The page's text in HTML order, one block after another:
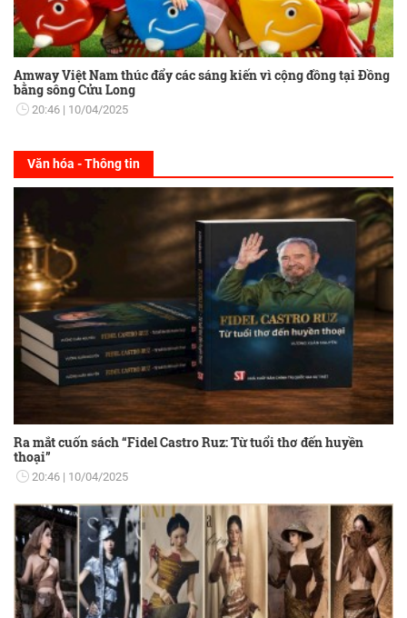
Amway Việt Nam thúc đẩy các sáng kiến vì cộng đồng tại Đồng
bằng sông Cửu Long
20:46 10/04/2025
Văn hóa - Thông tin
Ra mắt cuốn sách “Fidel Castro Ruz: Từ tuổi thơ đến huyền
thoại”
20:46 10/04/2025